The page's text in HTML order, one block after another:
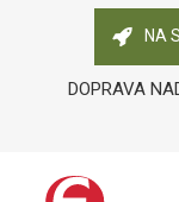
NA
DOPRAVA